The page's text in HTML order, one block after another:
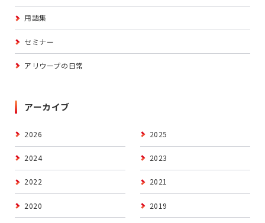
用語集
セミナー
アリウープの日常
アーカイブ
2026 2025
2024 2023
2022 2021
2020 2019